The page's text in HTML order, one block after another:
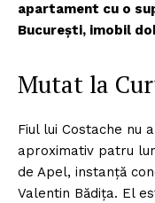
apartament cu o
București, imobil
Mutat la
Fiul lui Costache nu
aproximativ patru
de Apel, instanță
Valentin Bădița. El